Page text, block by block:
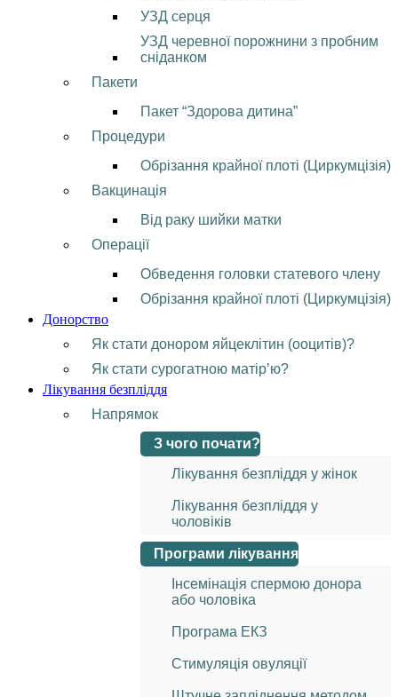
УЗД серця
УЗД черевної порожнини з пробним
сніданком
Пакети
Пакет “Здорова дитина”
Процедури
Обрізання крайної плоті (Циркумцізія)
Вакцинація
Від раку шийки матки
Операції
Обведення головки статевого члену
Обрізання крайної плоті (Циркумцізія)
Донорство
Як стати донором яйцеклітин (ооцитів)?
Як стати сурогатною матір’ю?
Лікування безпліддя
Напрямок
З чого почати?
Лікування безпліддя у жінок
Лікування безпліддя у
чоловіків
Програми лікування
Інсемінація спермою донора
або чоловіка
Програма ЕКЗ
Стимуляція овуляції